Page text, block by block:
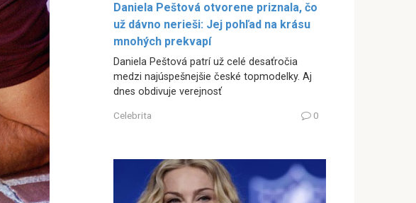
Daniela Peštová otvorene priznala, čo
už dávno nerieši: Jej pohľad na krásu
mnohých prekvapí
Daniela Peštová patrí už celé desaťročia
medzi najúspešnejšie české topmodelky. Aj
dnes obdivuje verejnosť
Celebrita 0